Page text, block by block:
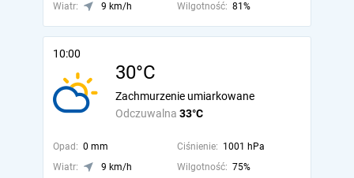
Wiatr:
9 km/h Wilgotność: 81%
10:00
30°C
Odczuwalna 33°C
Zachmurzenie umiarkowane
Opad: 0 mm Ciśnienie: 1001 hPa
Wiatr:
9 km/h Wilgotność: 75%